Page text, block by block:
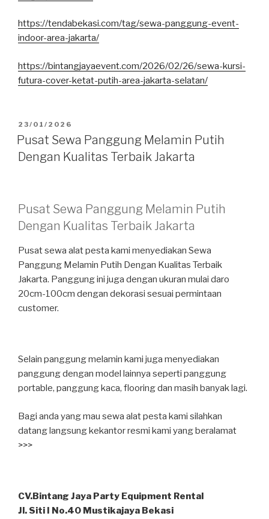
https://tendabekasi.com/tag/sewa-panggung-event-
indoor-area-jakarta/
https://bintangjayaevent.com/2026/02/26/sewa-kursi-
futura-cover-ketat-putih-area-jakarta-selatan/
DIPOSKAN
PADA
23/01/2026
Pusat Sewa Panggung Melamin Putih
Dengan Kualitas Terbaik Jakarta
Pusat Sewa Panggung Melamin Putih
Dengan Kualitas Terbaik Jakarta
Pusat sewa alat pesta kami menyediakan Sewa
Panggung Melamin Putih Dengan Kualitas Terbaik
Jakarta. Panggung ini juga dengan ukuran mulai daro
20cm-100cm dengan dekorasi sesuai permintaan
customer.
Selain panggung melamin kami juga menyediakan
panggung dengan model lainnya seperti panggung
portable, panggung kaca, flooring dan masih banyak lagi.
Bagi anda yang mau sewa alat pesta kami silahkan
datang langsung kekantor resmi kami yang beralamat
>>>
CV.Bintang Jaya Party Equipment Rental
Jl. Siti I No.40 Mustikajaya Bekasi